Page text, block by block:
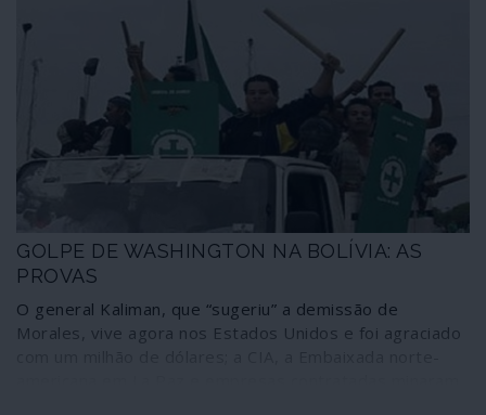
contra a acção dos médicos e serviços de saúde
cubanos para salvar vidas em 78 países do mundo. É o
seu mais recente ponto de agenda depois de ter
montado o golpe fascista na Bolívia enquanto continua a
conspirar contra a Venezuela; mas sem se lhe ouvir um
reparo perante os comportamentos fascistas dos
governos do Chile, Colômbia, Peru, Brasil, Equador.
Falhou a conspiração em Dominica, agora uma nódoa no
currículo a apresentar a Mike Pompeo, o seu chefe
directo no Departamento de Estado norte-americano.
GOLPE DE WASHINGTON NA BOLÍVIA: AS
PROVAS
O general Kaliman, que “sugeriu” a demissão de
Morales, vive agora nos Estados Unidos e foi agraciado